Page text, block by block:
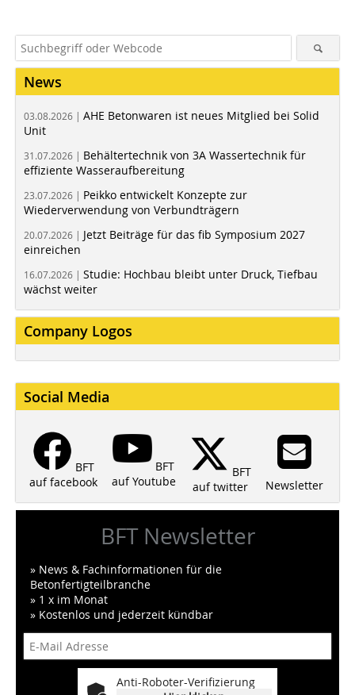
News
03.08.2026 | AHE Betonwaren ist neues Mitglied bei Solid
Unit
31.07.2026 | Behältertechnik von 3A Wassertechnik für
effiziente Wasseraufbereitung
23.07.2026 | Peikko entwickelt Konzepte zur
Wiederverwendung von Verbundträgern
20.07.2026 | Jetzt Beiträge für das fib Symposium 2027
einreichen
16.07.2026 | Studie: Hochbau bleibt unter Druck, Tiefbau
wächst weiter
Company Logos
Social Media
BFT
auf facebook
BFT
auf Youtube
BFT
auf twitter
Newsletter
BFT Newsletter
» News & Fachinformationen für die
Betonfertigteilbranche
» 1 x im Monat
» Kostenlos und jederzeit kündbar
Anti-Roboter-Verifizierung